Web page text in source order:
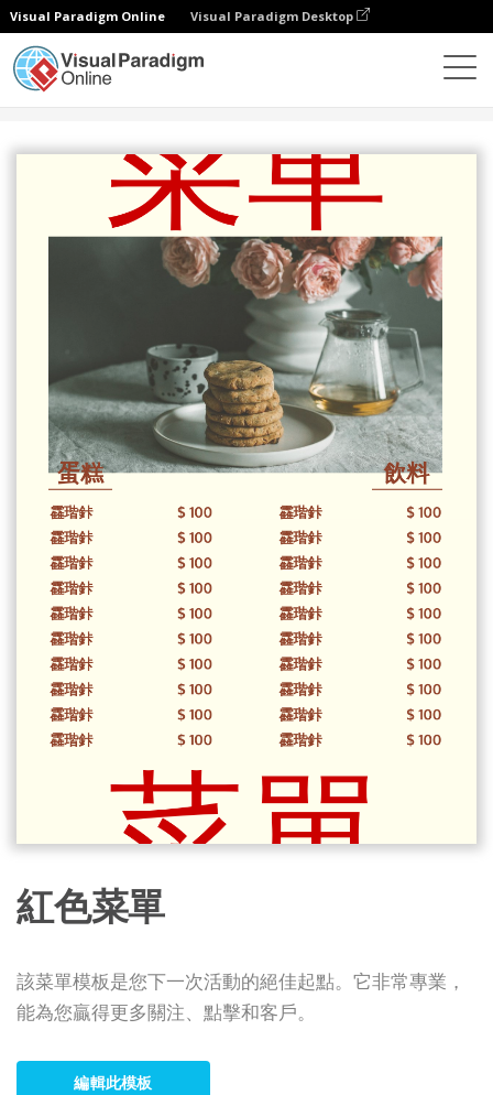
Visual Paradigm Online Visual Paradigm Desktop
紅色菜單
該菜單模板是您下一次活動的絕佳起點。它非常專業，
能為您贏得更多關注、點擊和客戶。
編輯此模板